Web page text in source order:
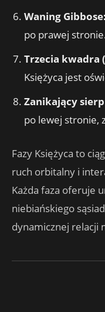
Waning Gibbose:
po prawej
Trzecia kwadra
Księżyca jest
Zanikający
po lewej stronie,
Fazy ​​​​Księżyca to
ruch orbitalny i
Każda faza oferuje
niebiańskiego
dynamicznej relacji